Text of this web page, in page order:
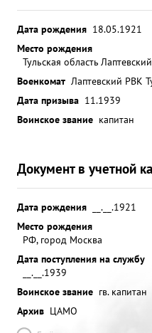
Дата рождения 18.05.1921
Место рождения
Тульская область
Военкомат Лаптевский РВК
Дата призыва 11.1939
Воинское звание капитан
Документ в учетной
Дата рождения
__.__.1921
Место рождения
РФ, город Москва
Дата поступления на службу
__.__.1939
Воинское звание гв. капитан
Архив ЦАМО